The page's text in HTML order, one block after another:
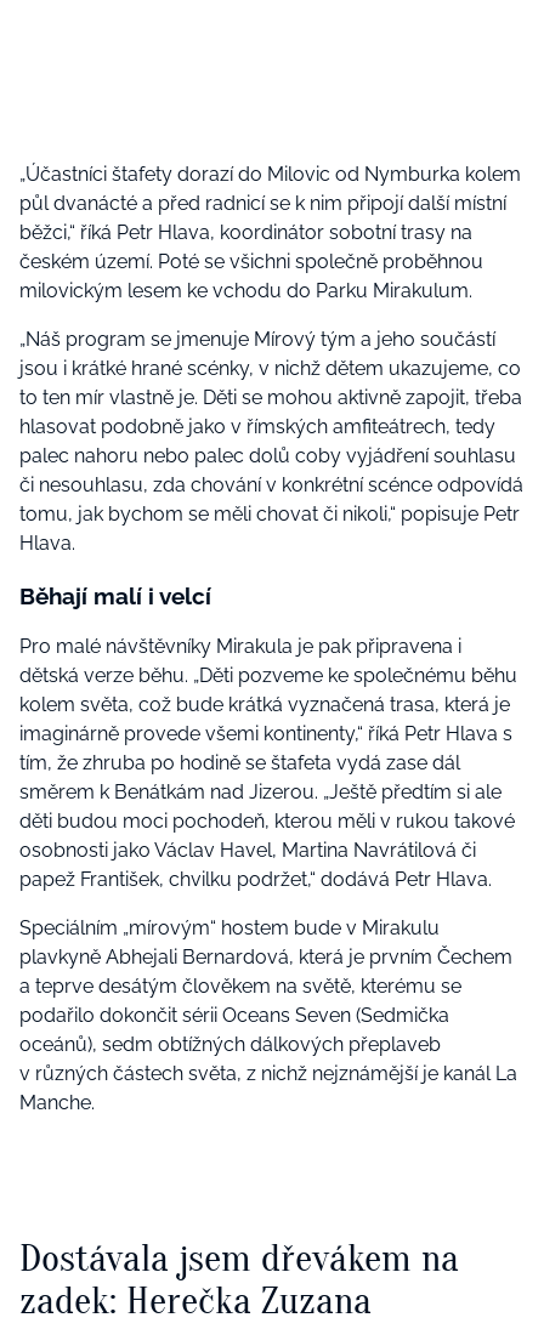
„Účastníci štafety dorazí do Milovic od Nymburka kolem
půl dvanácté a před radnicí se k nim připojí další místní
běžci,“ říká Petr Hlava, koordinátor sobotní trasy na
českém území. Poté se všichni společně proběhnou
milovickým lesem ke vchodu do Parku Mirakulum.
„Náš program se jmenuje Mírový tým a jeho součástí
jsou i krátké hrané scénky, v nichž dětem ukazujeme, co
to ten mír vlastně je. Děti se mohou aktivně zapojit, třeba
hlasovat podobně jako v římských amfiteátrech, tedy
palec nahoru nebo palec dolů coby vyjádření souhlasu
či nesouhlasu, zda chování v konkrétní scénce odpovídá
tomu, jak bychom se měli chovat či nikoli,“ popisuje Petr
Hlava.
Běhají malí i velcí
Pro malé návštěvníky Mirakula je pak připravena i
dětská verze běhu. „Děti pozveme ke společnému běhu
kolem světa, což bude krátká vyznačená trasa, která je
imaginárně provede všemi kontinenty,“ říká Petr Hlava s
tím, že zhruba po hodině se štafeta vydá zase dál
směrem k Benátkám nad Jizerou. „Ještě předtím si ale
děti budou moci pochodeň, kterou měli v rukou takové
osobnosti jako Václav Havel, Martina Navrátilová či
papež František, chvilku podržet,“ dodává Petr Hlava.
Speciálním „mírovým“ hostem bude v Mirakulu
plavkyně Abhejali Bernardová, která je prvním Čechem
a teprve desátým člověkem na světě, kterému se
podařilo dokončit sérii Oceans Seven (Sedmička
oceánů), sedm obtížných dálkových přeplaveb
v různých částech světa, z nichž nejznámější je kanál La
Manche.
Dostávala jsem dřevákem na
zadek: Herečka Zuzana